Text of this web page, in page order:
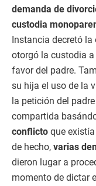
demanda de
custodia
Instancia decretó
otorgó la custodia
favor del padre.
su hija el uso de la
la petición del
compartida
conflicto que
de hecho, varias
dieron lugar a
momento de dictar